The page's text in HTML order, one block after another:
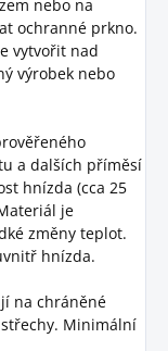
nebo na
ochranné prkno.
vytvořit nad
výrobek nebo
a dalších příměsí
hnízda (cca 25
je
změny teplot.
hnízda.
na chráněné
Minimální